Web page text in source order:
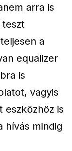
arra is
a
equalizer
is
vagyis
eszközhöz is
hívás mindig